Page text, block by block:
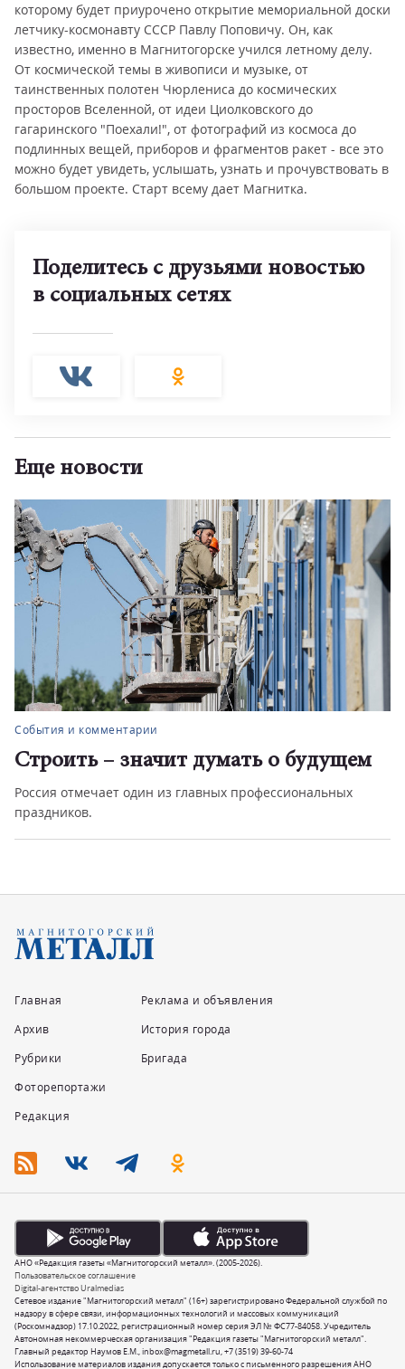
которому будет приурочено открытие мемориальной доски
летчику-космонавту СССР Павлу Поповичу. Он, как
известно, именно в Магнитогорске учился летному делу.
От космической темы в живописи и музыке, от
таинственных полотен Чюрлениса до космических
просторов Вселенной, от идеи Циолковского до
гагаринского "Поехали!", от фотографий из космоса до
подлинных вещей, приборов и фрагментов ракет - все это
можно будет увидеть, услышать, узнать и прочувствовать в
большом проекте. Старт всему дает Магнитка.
Поделитесь с друзьями новостью
в социальных сетях
Еще новости
События и комментарии
Строить – значит думать о будущем
Россия отмечает один из главных профессиональных
праздников.
Главная
Архив
Рубрики
Фоторепортажи
Редакция
Реклама и объявления
История города
Бригада
Сетевое издание "Магнитогорский металл" (16+) зарегистрировано Федеральной службой по
надзору в сфере связи, информационных технологий и массовых коммуникаций
(Роскомнадзор) 17.10.2022, регистрационный номер серия ЭЛ № ФС77-84058. Учредитель
Автономная некоммерческая организация "Редакция газеты "Магнитогорский металл".
Главный редактор Наумов Е.М.,inbox@magmetall.ru,+7 (3519) 39-60-74
Использование материалов издания допускается только с письменного разрешения АНО
Пользовательское соглашение
Digital-агентство Uralmedias
АНО «Редакция газеты «Магнитогорский металл». (2005-2026).